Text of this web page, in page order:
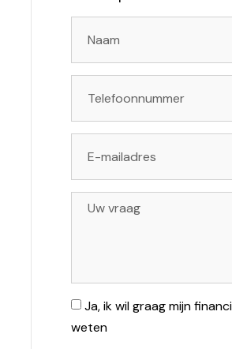
Ja, ik wil graag mijn
weten